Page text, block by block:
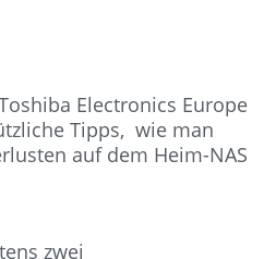
Electronics Europe
Tipps, wie man
auf dem Heim-NAS
zwei